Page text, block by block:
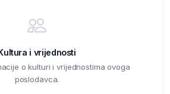
i vrijednosti
o kulturi i vrijednostima ovoga
poslodavca.